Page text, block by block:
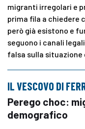
migranti irregolari e
prima fila a chiedere
però già esistono e
seguono i canali
falsa sulla situazione
IL VESCOVO DI
Perego choc:
demografico